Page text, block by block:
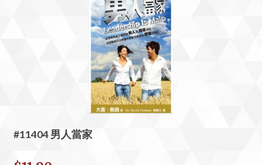
#11404 男人當家